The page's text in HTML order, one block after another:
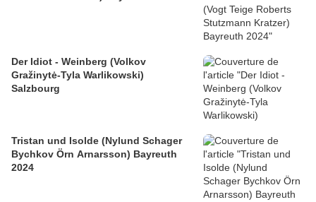
Der Idiot - Weinberg (Volkov
Gražinytė-Tyla Warlikowski)
Salzbourg
Tristan und Isolde (Nylund Schager
Bychkov Örn Arnarsson) Bayreuth
2024